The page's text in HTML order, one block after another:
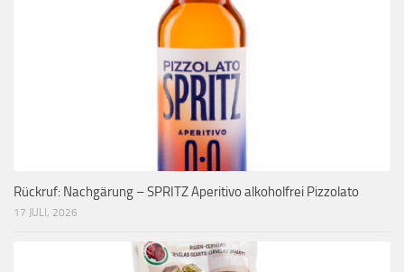
Rückruf: Nachgärung – SPRITZ Aperitivo alkoholfrei Pizzolato
17 JULI, 2026